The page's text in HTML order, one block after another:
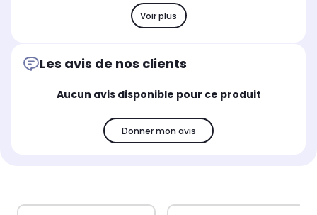
Voir plus
Les avis de nos clients
Aucun avis disponible pour ce produit
Donner mon avis